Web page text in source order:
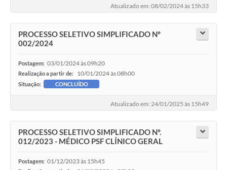
Atualizado em: 08/02/2024 às 15h33
PROCESSO SELETIVO SIMPLIFICADO Nº
002/2024
Postagem: 03/01/2024 às 09h20
Realização a partir de: 10/01/2024 às 08h00
Situação: CONCLUÍDO
Atualizado em: 24/01/2025 às 15h49
PROCESSO SELETIVO SIMPLIFICADO Nº.
012/2023 - MÉDICO PSF CLÍNICO GERAL
Postagem: 01/12/2023 às 15h45